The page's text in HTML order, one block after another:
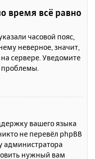
время всё равно
часовой пояс,
неверное, значит,
сервере. Уведомите
вашего языка
не перевёл phpBB
администратора
нужный вам